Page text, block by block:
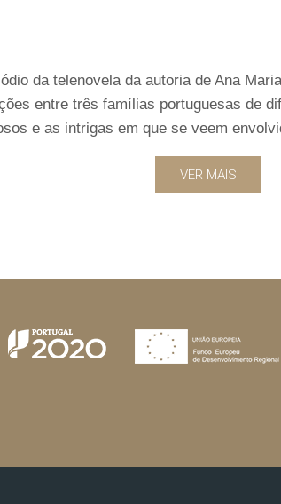
da telenovela da autoria de Ana
entre três famílias portuguesas de
e as intrigas em que se veem
VER MAIS